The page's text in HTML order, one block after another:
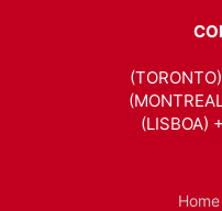
(LISBOA)
Home